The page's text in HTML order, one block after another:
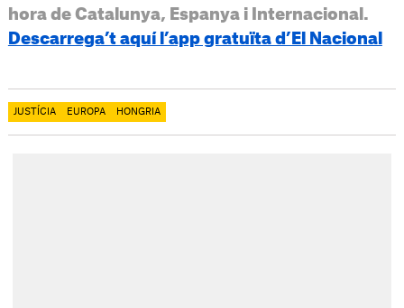
hora de Catalunya, Espanya i Internacional.
Descarrega’t aquí l’app gratuïta d’El Nacional
JUSTÍCIA EUROPA HONGRIA